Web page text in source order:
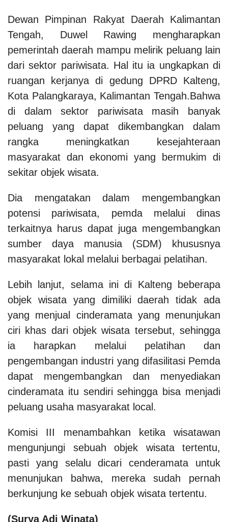
Dewan Pimpinan Rakyat Daerah Kalimantan
Tengah, Duwel Rawing mengharapkan
pemerintah daerah mampu melirik peluang lain
dari sektor pariwisata. Hal itu ia ungkapkan di
ruangan kerjanya di gedung DPRD Kalteng,
Kota Palangkaraya, Kalimantan Tengah.Bahwa
di dalam sektor pariwisata masih banyak
peluang yang dapat dikembangkan dalam
rangka meningkatkan kesejahteraan
masyarakat dan ekonomi yang bermukim di
sekitar objek wisata.
Dia mengatakan dalam mengembangkan
potensi pariwisata, pemda melalui dinas
terkaitnya harus dapat juga mengembangkan
sumber daya manusia (SDM) khususnya
masyarakat lokal melalui berbagai pelatihan.
Lebih lanjut, selama ini di Kalteng beberapa
objek wisata yang dimiliki daerah tidak ada
yang menjual cinderamata yang menunjukan
ciri khas dari objek wisata tersebut, sehingga
ia harapkan melalui pelatihan dan
pengembangan industri yang difasilitasi Pemda
dapat mengembangkan dan menyediakan
cinderamata itu sendiri sehingga bisa menjadi
peluang usaha masyarakat local.
Komisi III menambahkan ketika wisatawan
mengunjungi sebuah objek wisata tertentu,
pasti yang selalu dicari cenderamata untuk
menunjukan bahwa, mereka sudah pernah
berkunjung ke sebuah objek wisata tertentu.
(Surya Adi Winata)